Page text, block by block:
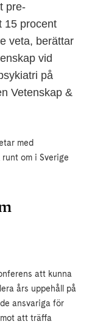
pre-
15 procent
veta, berättar
vid
på
Vetenskap &
med
om i Sverige
att kunna
års uppehåll på
ansvariga för
att träffa